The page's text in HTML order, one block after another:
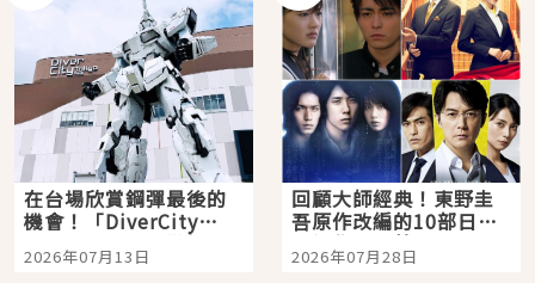
在台場欣賞鋼彈最後的
機會！「DiverCity
Tokyo Plaza」搭船、
購物、美食及夜景，一
2026年07月13日
回顧大師經典！東野圭
吾原作改編的10部日本
影視作品推薦
2026年07月28日